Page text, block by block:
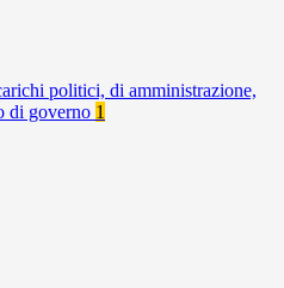
politici, di amministrazione,
di governo 1